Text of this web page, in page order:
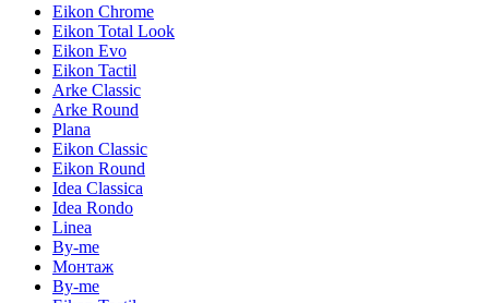
Eikon Chrome
Eikon Total Look
Eikon Evo
Eikon Tactil
Arke Classic
Arke Round
Plana
Eikon Classic
Eikon Round
Idea Classica
Idea Rondo
Linea
By-me
Монтаж
By-me